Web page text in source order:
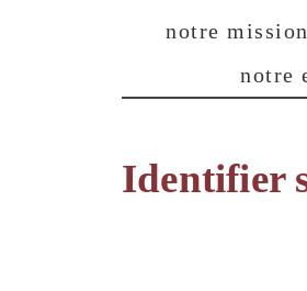
notre
notre
Identifier